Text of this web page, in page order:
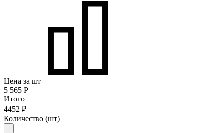
Цена за шт
5 565 Р
Итого
4452 ₽
Количество (шт)
-